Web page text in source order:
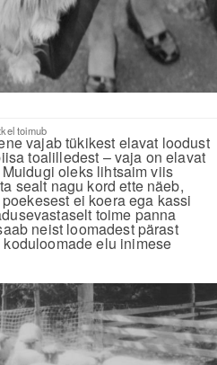
toimub
vajab tükikest elavat loodust
toalilledest – vaja on elavat
oleks lihtsaim viis
sealt nagu kord ette näeb,
ei koera ega kassi
toime panna
neist loomadest pärast
elu inimese